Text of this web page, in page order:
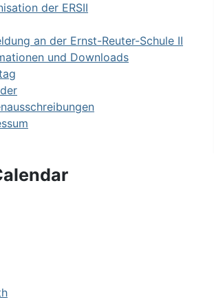
der ERSII
an der Ernst-Reuter-Schule II
und Downloads